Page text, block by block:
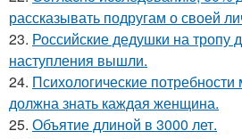
рассказывать подругам о своей
23. Российские дедушки на тропу
наступления вышли.
24. Психологические
должна знать каждая женщина.
25. Объятие длиной в 3000 лет.